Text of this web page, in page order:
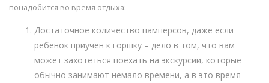
понадобится во время отдыха:
Достаточное количество памперсов, даже если
ребенок приучен к горшку – дело в том, что вам
может захотеться поехать на экскурсии, которые
обычно занимают немало времени, а в это время